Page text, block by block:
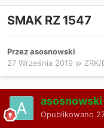
SMAK RZ 1547
Przez asosnowski
27 Września 2019 w
asosnowski
Opublikowano